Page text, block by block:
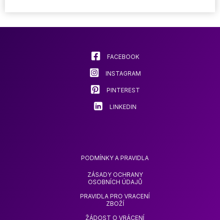
Možnosti
stránce
produktu
FACEBOOK
INSTAGRAM
PINTEREST
LINKEDIN
PODMÍNKY A PRAVIDLA
ZÁSADY OCHRANY
OSOBNÍCH ÚDAJŮ
PRAVIDLA PRO VRACENÍ
ZBOŽÍ
ŽÁDOST O VRÁCENÍ